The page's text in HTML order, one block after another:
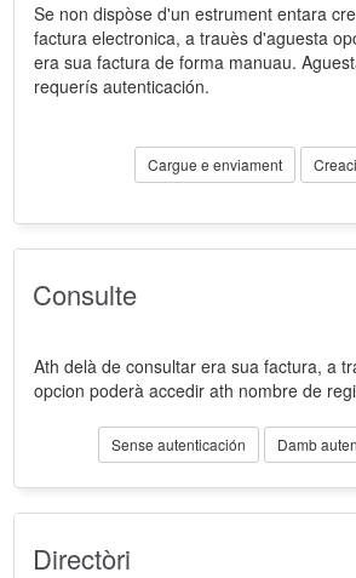
Se non dispòse d'un estrument entara
factura electronica, a trauès d'aguesta
era sua factura de forma manuau.
requerís autenticación.
Cargue e enviament
Consulte
Ath delà de consultar era sua factura, a
opcion poderà accedir ath nombre de
Sense autenticación Damb
Directòri